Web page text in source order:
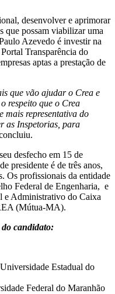
desenvolver e aprimorar
que possam viabilizar uma
Azevedo é investir na
Transparência do
aptas a prestação de
que vão ajudar o Crea e
respeito que o Crea
mais representativa do
as Inspetorias, para
desfecho em 15 de
presidente é de três anos,
Os profissionais da entidade
Federal de Engenharia, e
e Administrativo do Caixa
(Mútua-MA).
candidato:
Estadual do
Federal do Maranhão